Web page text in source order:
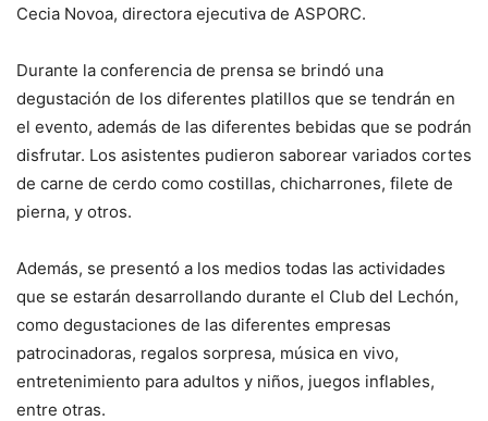
Cecia Novoa, directora ejecutiva de ASPORC.
Durante la conferencia de prensa se brindó una
degustación de los diferentes platillos que se tendrán en
el evento, además de las diferentes bebidas que se podrán
disfrutar. Los asistentes pudieron saborear variados cortes
de carne de cerdo como costillas, chicharrones, filete de
pierna, y otros.
Además, se presentó a los medios todas las actividades
que se estarán desarrollando durante el Club del Lechón,
como degustaciones de las diferentes empresas
patrocinadoras, regalos sorpresa, música en vivo,
entretenimiento para adultos y niños, juegos inflables,
entre otras.